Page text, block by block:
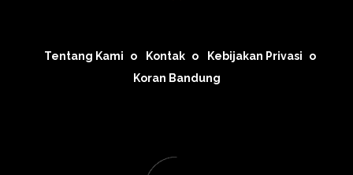
Tentang Kami Kontak
Kebijakan Privasi
Koran Bandung